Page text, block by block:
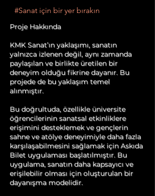
#Sanat için bir yer bırakın
Proje Hakkında
KMK Sanat’ın yaklaşımı, sanatın
yalnızca izlenen değil, aynı zamanda
paylaşılan ve birlikte üretilen bir
deneyim olduğu fikrine dayanır. Bu
projede de bu yaklaşım temel
alınmıştır.
Bu doğrultuda, özellikle üniversite
öğrencilerinin sanatsal etkinliklere
erişimini desteklemek ve gençlerin
sahne ve atölye deneyimiyle daha fazla
karşılaşabilmesini sağlamak için Askıda
Bilet uygulaması başlatılmıştır. Bu
uygulama, sanatın daha kapsayıcı ve
erişilebilir olması için oluşturulan bir
dayanışma modelidir.